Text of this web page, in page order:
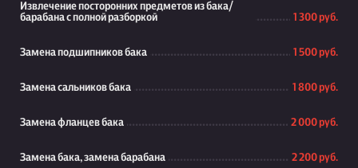
Извлечение посторонних предметов из бака/
барабана с полной разборкой
1 300 руб.
Замена подшипников бака 1 500 руб.
Замена сальников бака 1 800 руб.
Замена фланцев бака 2 000 руб.
Замена бака, замена барабана 2 200 руб.